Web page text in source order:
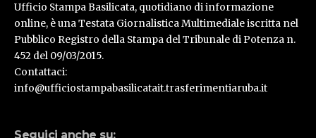
Ufficio Stampa Basilicata, quotidiano di informazione
online, è una Testata Giornalistica Multimediale iscritta nel
Pubblico Registro della Stampa del Tribunale di Potenza n.
452 del 09/03/2015.
Contattaci:
info@ufficiostampabasilicatait.trasferimentiaruba.it
Seguici anche su: